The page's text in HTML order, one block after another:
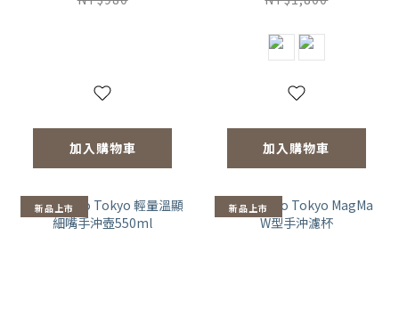
加入購物車 加入購物車
新品上市 新品上市